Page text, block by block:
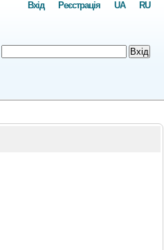
RU
UA
Реєстрація
Вхід
Вхід